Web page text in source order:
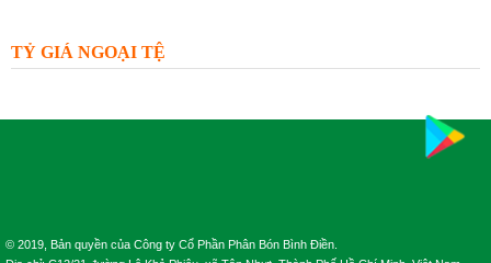
TỶ GIÁ NGOẠI TỆ
© 2019, Bản quyền của Công ty Cổ Phần Phân Bón Bình Điền.